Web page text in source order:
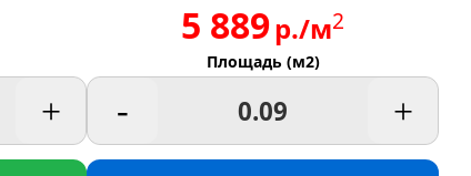
+
5 889р./м2
Площадь (м2)
- +